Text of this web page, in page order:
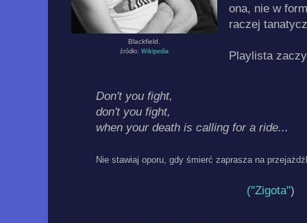
Blackfield.
źródło: Wikipedia
ona, nie w
raczej
Playlista
Don't you fight,
don't you fight,
when your death is calling for a ride...
Nie stawiaj oporu, gdy śmierć zaprasza na
("Zigota")